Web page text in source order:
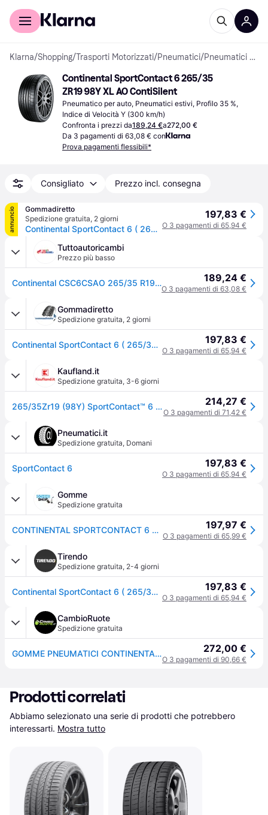
Per il tuo shopping
Klarna/Shopping/Trasporti Motorizzati/Pneumatici/ Pneumatici per auto
Continental SportContact 6 265/35
ZR19 98Y XL AO ContiSilent
Pneumatico per auto, Pneumatici estivi, Profilo 35 %,
Indice di Velocità Y (300 km/h)
Confronta i prezzi da189,24 €a272,00 €
Da 3 pagamenti di 63,08 € con
Prova pagamenti flessibili*
Consigliato Prezzo incl. consegna
annuncio
Gommadiretto
Spedizione gratuita, 2 giorni
Continental SportContact 6 ( 265/35 ZR19 (98Y) XL AO, ContiSilent, EVc, con bordo di protezione )
197,83 €
O 3 pagamenti di 65,94 €
Tuttoautoricambi
Prezzo più basso
Continental CSC6CSAO 265/35 R19 98Y auto Pneumatici estivi Pneumatici 0358348 189,24 €
O 3 pagamenti di 63,08 €
Gommadiretto
Spedizione gratuita, 2 giorni
Continental SportContact 6 ( 265/35 ZR19 (98Y) XL AO, ContiSilent, EVc, con bordo di protezione ) 197,83 €
O 3 pagamenti di 65,94 €
Kaufland.it
Spedizione gratuita, 3-6 giorni
265/35Zr19 (98Y) SportContact™ 6 Xl Fr Ao Sil 214,27 €
O 3 pagamenti di 71,42 €
Pneumatici.it
Spedizione gratuita, Domani
SportContact 6 197,83 €
O 3 pagamenti di 65,94 €
Gomme
Spedizione gratuita
CONTINENTAL SPORTCONTACT 6 265/35 R19 98Y Estate 197,97 €
O 3 pagamenti di 65,99 €
Tirendo
Spedizione gratuita, 2-4 giorni
Continental SportContact 6 ( 265/35 ZR19 (98Y) XL AO, ContiSilent, EVc, con bordo di protezione ) 197,83 €
O 3 pagamenti di 65,94 €
CambioRuote
Spedizione gratuita
GOMME PNEUMATICI CONTINENTAL 265/35 R19 98Y SPORTCONTACT 6 (AO) XL 272,00 €
O 3 pagamenti di 90,66 €
Prodotti correlati
Abbiamo selezionato una serie di prodotti che potrebbero
interessarti. Mostra tutto